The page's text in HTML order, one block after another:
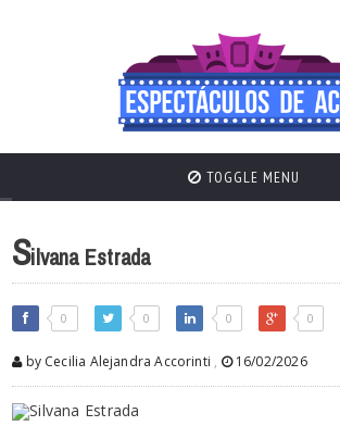
TOGGLE MENU
Silvana Estrada
0 0 0 0
by Cecilia Alejandra Accorinti , 16/02/2026